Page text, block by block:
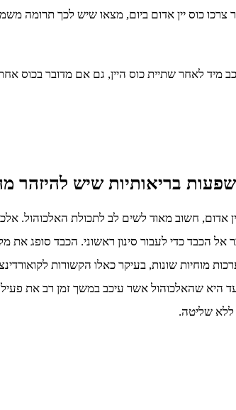
כוס יין אדום ביום, מצאו שיש לכך תרומה
מיד לאחר שתיית כוס היין, גם אם מדובר בכוס
בריאותיות שיש להיזהר
אדום, חשוב מאוד לשים לב לתכולת האלכוהול.
הכבד כדי לעבור סינון ראשוני. הכבד סופג
מוחיות שונות, בעיקר כאלו הקשורות
היא שהאלכוהול אשר עיכב במשך זמן רב את
ללא שליטה.